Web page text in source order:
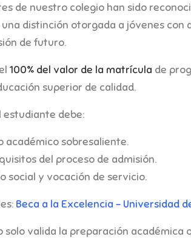
de nuestro colegio han sido
una distinción otorgada a jóvenes con
de futuro.
100% del valor de la matrícula de
superior de calidad.
estudiante debe:
académico sobresaliente.
del proceso de admisión.
social y vocación de servicio.
Beca a la Excelencia – Universidad
solo valida la preparación académica